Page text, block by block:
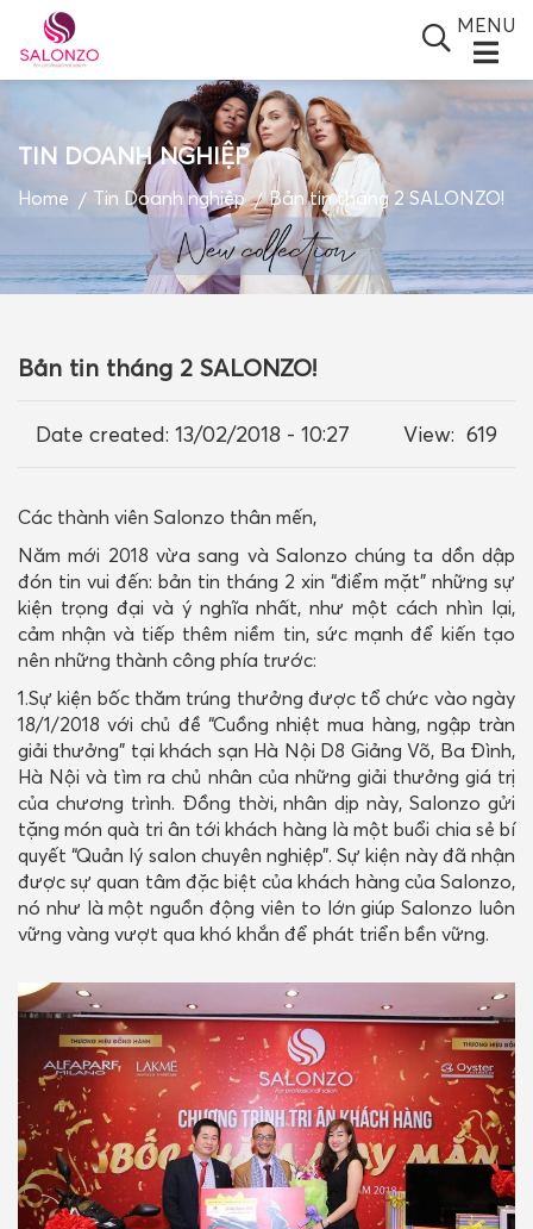
SALONZO GROUP
SẢN PHẨM
ĐỐI TÁC
BLOGS
GIỎ HÀNG
LIÊN HỆ
MENU
Home Tin Doanh nghiệp Bản tin tháng 2 SALONZO!
TIN DOANH NGHIỆP
Bản tin tháng 2 SALONZO!
Date created: 13/02/2018 - 10:27 View: 619
Các thành viên Salonzo thân mến,
Năm mới 2018 vừa sang và Salonzo chúng ta dồn dập
đón tin vui đến: bản tin tháng 2 xin “điểm mặt” những sự
kiện trọng đại và ý nghĩa nhất, như một cách nhìn lại,
cảm nhận và tiếp thêm niềm tin, sức mạnh để kiến tạo
nên những thành công phía trước:
1.Sự kiện bốc thăm trúng thưởng được tổ chức vào ngày
18/1/2018 với chủ đề “Cuồng nhiệt mua hàng, ngập tràn
giải thưởng” tại khách sạn Hà Nội D8 Giảng Võ, Ba Đình,
Hà Nội và tìm ra chủ nhân của những giải thưởng giá trị
của chương trình. Đồng thời, nhân dịp này, Salonzo gửi
tặng món quà tri ân tới khách hàng là một buổi chia sẻ bí
quyết “Quản lý salon chuyên nghiệp”. Sự kiện này đã nhận
được sự quan tâm đặc biệt của khách hàng của Salonzo,
nó như là một nguồn động viên to lớn giúp Salonzo luôn
vững vàng vượt qua khó khắn để phát triển bền vững.